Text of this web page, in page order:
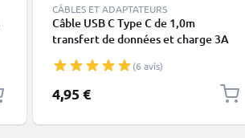
CÂBLES ET ADAPTATEURS
Câble USB C Type C de 1,0m
transfert de données et charge 3A
(6 avis)
4,95 €